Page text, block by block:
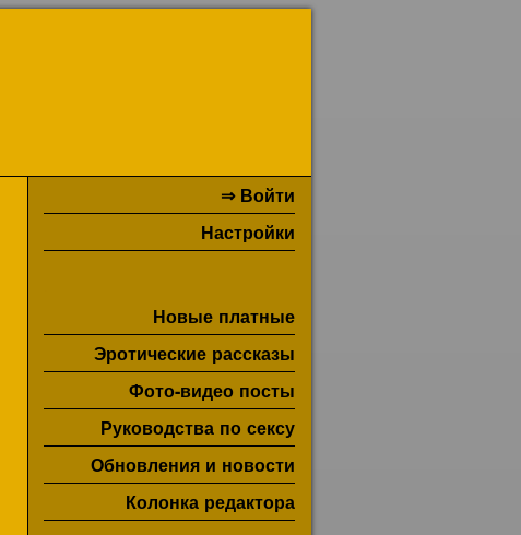
⇒ Войти
Настройки
Новые платные
Эротические рассказы
Фото-видео посты
Руководства по сексу
Обновления и новости
Колонка редактора